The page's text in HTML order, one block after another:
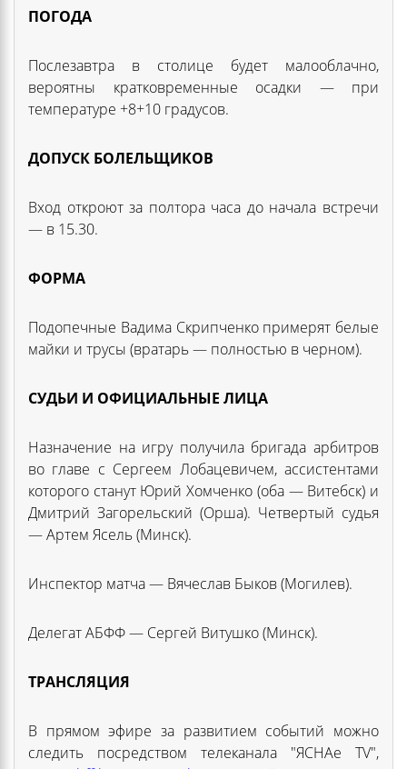
ПОГОДА
Послезавтра в столице будет малооблачно,
вероятны кратковременные осадки — при
температуре +8+10 градусов.
ДОПУСК БОЛЕЛЬЩИКОВ
Вход откроют за полтора часа до начала встречи
— в 15.30.
ФОРМА
Подопечные Вадима Скрипченко примерят белые
майки и трусы (вратарь — полностью в черном).
СУДЬИ И ОФИЦИАЛЬНЫЕ ЛИЦА
Назначение на игру получила бригада арбитров
во главе с Сергеем Лобацевичем, ассистентами
которого станут Юрий Хомченко (оба — Витебск) и
Дмитрий Загорельский (Орша). Четвертый судья
— Артем Ясель (Минск).
Инспектор матча — Вячеслав Быков (Могилев).
Делегат АБФФ — Сергей Витушко (Минск).
ТРАНСЛЯЦИЯ
В прямом эфире за развитием событий можно
следить посредством телеканала "ЯСНАе TV",